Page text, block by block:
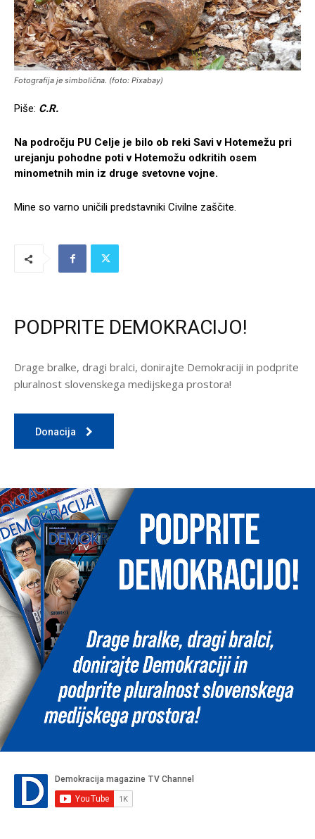
Fotografija je simbolična. (foto: Pixabay)
Piše: C.R.
Na področju PU Celje je bilo ob reki Savi v Hotemežu pri
urejanju pohodne poti v Hotemožu odkritih osem
minometnih min iz druge svetovne vojne.
Mine so varno uničili predstavniki Civilne zaščite.
PODPRITE DEMOKRACIJO!
Drage bralke, dragi bralci, donirajte Demokraciji in podprite
pluralnost slovenskega medijskega prostora!
Donacija